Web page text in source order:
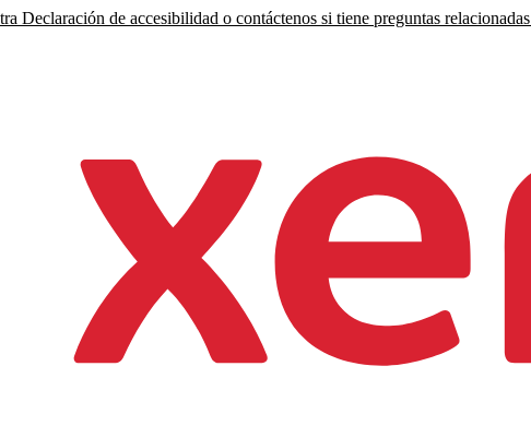
Declaración de accesibilidad o contáctenos si tiene preguntas